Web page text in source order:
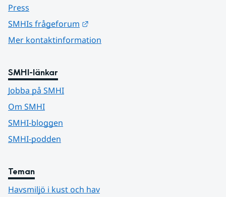
Press
SMHIs frågeforum
Mer kontaktinformation
SMHI-länkar
Jobba på SMHI
Om SMHI
SMHI-bloggen
SMHI-podden
Teman
Havsmiljö i kust och hav